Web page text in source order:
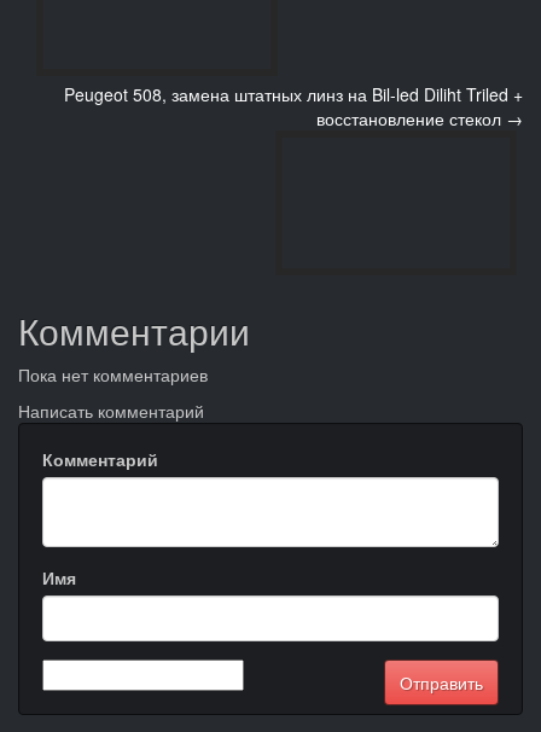
Peugeot 508, замена штатных линз на Bil-led Diliht Triled +
восстановление стекол →
Комментарии
Пока нет комментариев
Написать комментарий
Комментарий
Имя